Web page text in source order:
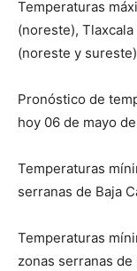
Temperaturas
(noreste),
(noreste y
Pronóstico de
hoy 06 de mayo
Temperaturas
serranas de Baja
Temperaturas
zonas serranas